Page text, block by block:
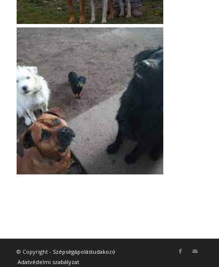
© Copyright - Szépségápolástudakozó
Adatvédelmi szabályzat